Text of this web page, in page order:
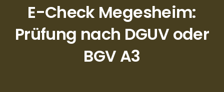
E-Check Megesheim:
Prüfung nach DGUV oder
BGV A3